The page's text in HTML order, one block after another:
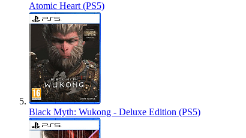
Atomic Heart (PS5)
Black Myth: Wukong - Deluxe Edition (PS5)